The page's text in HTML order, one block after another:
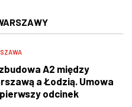
A2 między
a Łodzią. Umowa
odcinek